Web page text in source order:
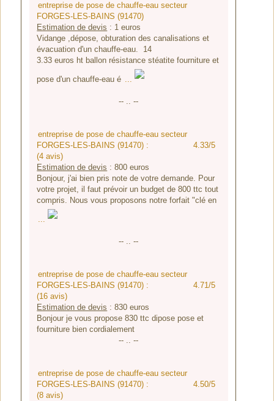
entreprise de pose de chauffe-eau secteur
FORGES-LES-BAINS (91470)
Estimation de devis : 1 euros
Vidange ,dépose, obturation des canalisations et
évacuation d'un chauffe-eau. 14
3.33 euros ht ballon résistance stéatite fourniture et
pose d'un chauffe-eau é ...
-- .. --
entreprise de pose de chauffe-eau secteur
FORGES-LES-BAINS (91470) :
4.33/5
(4 avis)
Estimation de devis :800 euros
Bonjour, j'ai bien pris note de votre demande. Pour
votre projet, il faut prévoir un budget de 800 ttc tout
compris. Nous vous proposons notre forfait "clé en
...
-- .. --
entreprise de pose de chauffe-eau secteur
FORGES-LES-BAINS (91470) :
4.71/5
(16 avis)
Estimation de devis :830 euros
Bonjour je vous propose 830 ttc dipose pose et
fourniture bien cordialement
-- .. --
entreprise de pose de chauffe-eau secteur
FORGES-LES-BAINS (91470) :
4.50/5
(8 avis)